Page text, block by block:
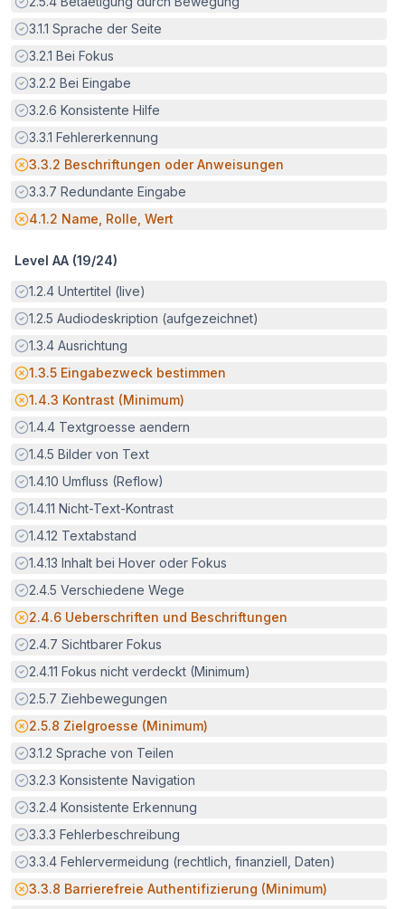
Erfüllt:
3.1.1 Sprache der Seite
Erfüllt:
3.2.1 Bei Fokus
Erfüllt:
3.2.2 Bei Eingabe
Erfüllt:
3.2.6 Konsistente Hilfe
Erfüllt:
3.3.1 Fehlererkennung
Potenzielle Barriere:
3.3.2 Beschriftungen oder Anweisungen
Erfüllt:
3.3.7 Redundante Eingabe
Potenzielle Barriere:
4.1.2 Name, Rolle, Wert
Level AA (19/24)
Erfüllt:
1.2.4 Untertitel (live)
Erfüllt:
1.2.5 Audiodeskription (aufgezeichnet)
Erfüllt:
1.3.4 Ausrichtung
Potenzielle Barriere:
1.3.5 Eingabezweck bestimmen
Potenzielle Barriere:
1.4.3 Kontrast (Minimum)
Erfüllt:
1.4.4 Textgroesse aendern
Erfüllt:
1.4.5 Bilder von Text
Erfüllt:
1.4.10 Umfluss (Reflow)
Erfüllt:
1.4.11 Nicht-Text-Kontrast
Erfüllt:
1.4.12 Textabstand
Erfüllt:
1.4.13 Inhalt bei Hover oder Fokus
Erfüllt:
2.4.5 Verschiedene Wege
Potenzielle Barriere:
2.4.6 Ueberschriften und Beschriftungen
Erfüllt:
2.4.7 Sichtbarer Fokus
Erfüllt:
2.4.11 Fokus nicht verdeckt (Minimum)
Erfüllt:
2.5.7 Ziehbewegungen
Potenzielle Barriere:
2.5.8 Zielgroesse (Minimum)
Erfüllt:
3.1.2 Sprache von Teilen
Erfüllt:
3.2.3 Konsistente Navigation
Erfüllt:
3.2.4 Konsistente Erkennung
Erfüllt:
3.3.3 Fehlerbeschreibung
Erfüllt:
3.3.4 Fehlervermeidung (rechtlich, finanziell, Daten)
Potenzielle Barriere:
3.3.8 Barrierefreie Authentifizierung (Minimum)